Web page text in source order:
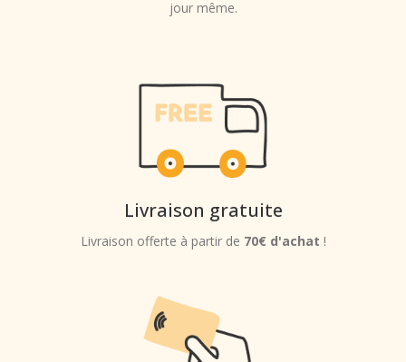
jour même.
Livraison gratuite
Livraison offerte à partir de 70€ d'achat !